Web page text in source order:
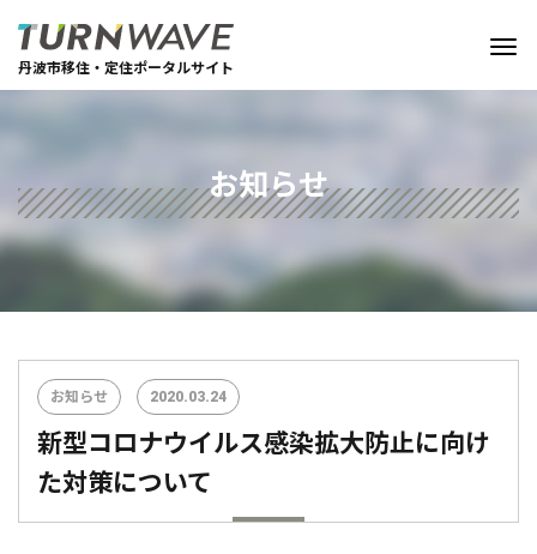
丹波市移住・定住ポータルサイト
お知らせ
お知らせ 2020.03.24
新型コロナウイルス感染拡大防止に向け
た対策について